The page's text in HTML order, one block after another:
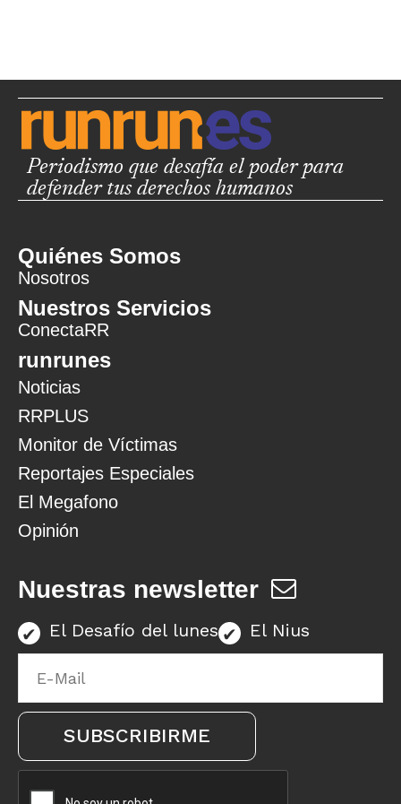
Periodismo que desafía el poder para
defender tus derechos humanos
Quiénes Somos
Nosotros
Nuestros Servicios
ConectaRR
runrunes
Noticias
RRPLUS
Monitor de Víctimas
Reportajes Especiales
El Megafono
Opinión
Nuestras newsletter
El Desafío del lunes El Nius